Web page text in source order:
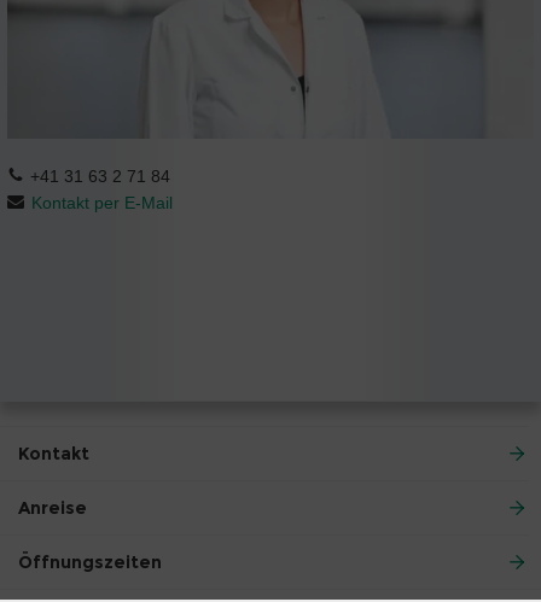
+41 31 63 2 71 84
Kontakt per E-Mail
Kontakt
Anreise
Öffnungszeiten